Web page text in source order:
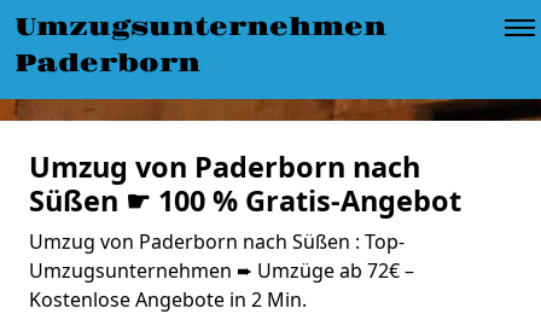
Umzugsunternehmen
Paderborn
Umzug von Paderborn nach
Süßen ☛ 100 % Gratis-Angebot
Umzug von Paderborn nach Süßen : Top-
Umzugsunternehmen ➨ Umzüge ab 72€ –
Kostenlose Angebote in 2 Min.